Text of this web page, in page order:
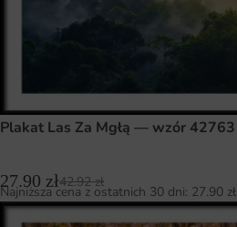
Plakat Las Za Mgłą — wzór 42763
27.90 zł42.92zł
Najniższa cena z ostatnich 30 dni: 27.90 zł